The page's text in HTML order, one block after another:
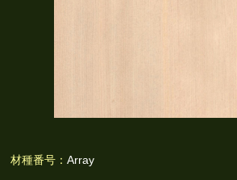
材種番号：Array